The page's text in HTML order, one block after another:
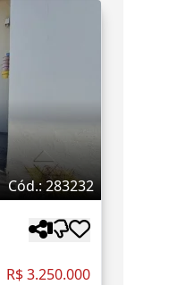
Cód.: 283232
R$ 3.250.000